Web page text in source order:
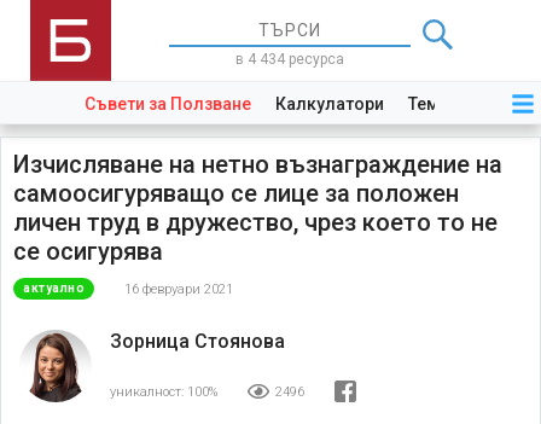
в 4 434 ресурса
Съвети за Ползване Калкулатори Теми Закони
Изчисляване на нетно възнаграждение на
самоосигуряващо се лице за положен
личен труд в дружество, чрез което то не
се осигурява
актуално 16 февруари 2021
Зорница Стоянова
уникалност: 100% 2496